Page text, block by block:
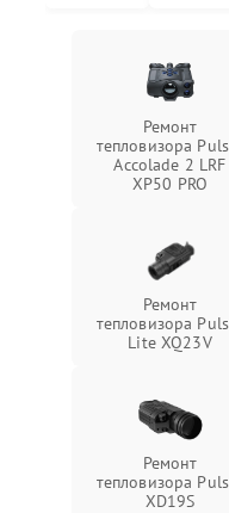
Ремонт
тепловизора
Accolade 2 LRF
XP50 PRO
Ремонт
тепловизора
Lite XQ23V
Ремонт
тепловизора
XD19S